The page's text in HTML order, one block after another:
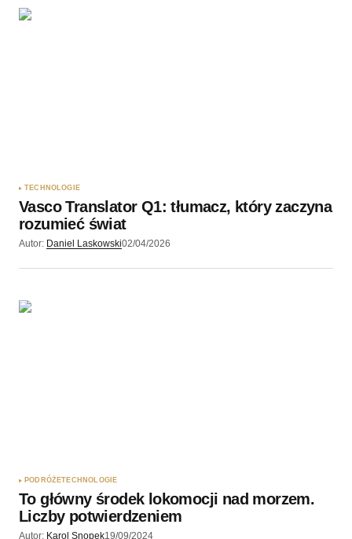
TECHNOLOGIE
Vasco Translator Q1: tłumacz, który zaczyna
rozumieć świat
Autor: Daniel Laskowski02/04/2026
PODRÓŻETECHNOLOGIE
To główny środek lokomocji nad morzem.
Liczby potwierdzeniem
Autor: Karol Snopek19/09/2024